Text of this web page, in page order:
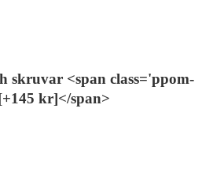
skruvar <span class='ppom-
kr]</span>